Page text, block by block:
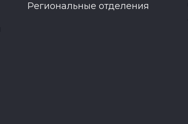
Региональные отделения